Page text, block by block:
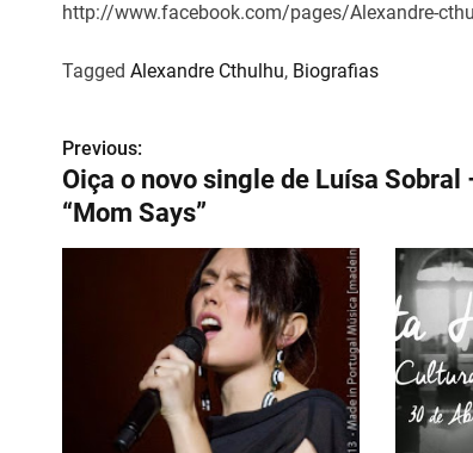
http://www.facebook.com/pages/Alexandre-
Tagged Alexandre Cthulhu, Biografias
N
a
v
Previous:
Oiça o novo single de Luísa Sobral
“Mom Says”